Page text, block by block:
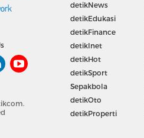
detikNews
detikEdukasi
detikFinance
detikInet
detikHot
detikSport
Sepakbola
detikOto
detikProperti